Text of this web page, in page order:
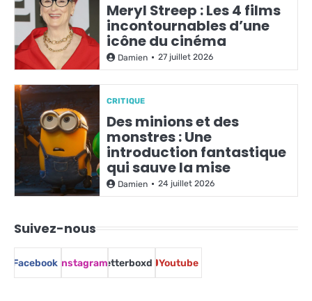
Meryl Streep : Les 4 films
incontournables d’une
icône du cinéma
Damien 27 juillet 2026
CRITIQUE
Des minions et des
monstres : Une
introduction fantastique
qui sauve la mise
Damien 24 juillet 2026
Suivez-nous
Facebook InstagramLetterboxd Youtube